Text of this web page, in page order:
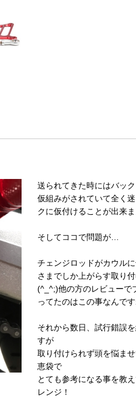
送られてきた時にはバッ
仮組みがされていて全く
クに仮付けることが出来ま
そしてココで問題が…
チェンジロッドがカウル
さまでしか上がらす取り
(^_^;)他の方のレビューで
ってたのはこの事なんで
それから数日、試行錯誤
すが
取り付けられず頭を悩ま
恵袋で
とても参考になる事を教
レンジ！